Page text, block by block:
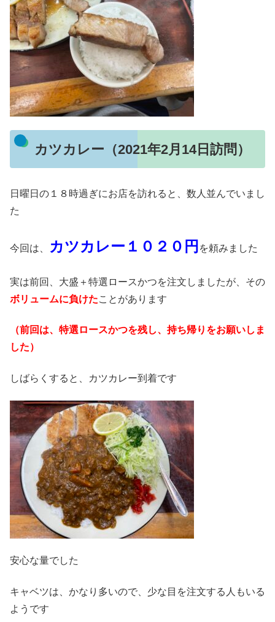
カツカレー（2021年2月14日訪問）
日曜日の１８時過ぎにお店を訪れると、数人並んでいまし
た
今回は、 カツカレー１０２０円 を頼みました
実は前回、大盛＋特選ロースかつを注文しましたが、その
ボリュームに負けたことがあります
（前回は、特選ロースかつを残し、持ち帰りをお願いしま
した）
しばらくすると、カツカレー到着です
安心な量でした
キャベツは、かなり多いので、少な目を注文する人もいる
ようです